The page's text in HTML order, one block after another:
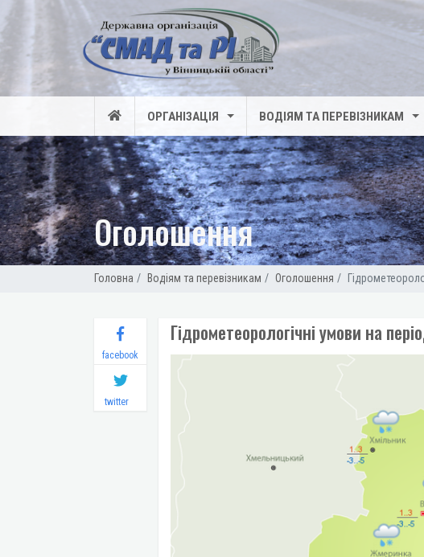
ОРГАНІЗАЦІЯ ВОДІЯМ ТА ПЕРЕВІЗНИКАМ
Головна Водіям та перевізникам Оголошення
Оголошення
Гідрометеорологічні умови на
facebook
twitter